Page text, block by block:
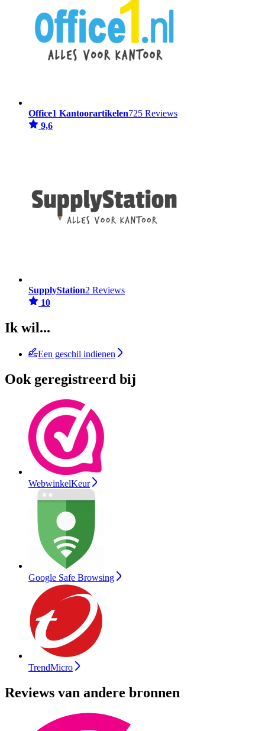
Office1 Kantoorartikelen725 Reviews
9,6
SupplyStation2 Reviews
10
Ik wil...
Een geschil indienen
Ook geregistreerd bij
WebwinkelKeur
Google Safe Browsing
TrendMicro
Reviews van andere bronnen